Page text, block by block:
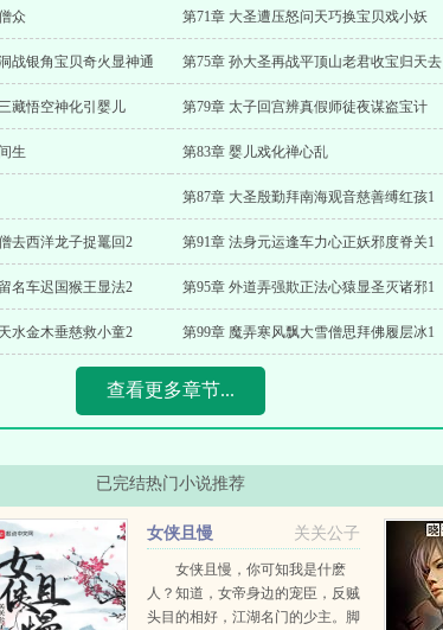
众 第71章 大圣遭压怒问天巧换宝贝戏小妖
战银角宝贝奇火显神通 第75章 孙大圣再战平顶山老君收宝归天去
藏悟空神化引婴儿 第79章 太子回宫辨真假师徒夜谋盗宝计
生 第83章 婴儿戏化禅心乱
第87章 大圣殷勤拜南海观音慈善缚红孩1
去西洋龙子捉鼍回2 第91章 法身元运逢车力心正妖邪度脊关1
名车迟国猴王显法2 第95章 外道弄强欺正法心猿显圣灭诸邪1
水金木垂慈救小童2 第99章 魔弄寒风飘大雪僧思拜佛履层冰1
查看更多章节...
已完结热门小说推荐
关关公子
女侠且慢
女侠且慢，你可知我是什麽
人？知道，女帝身边的宠臣，反贼
头目的相好，江湖名门的少主。脚